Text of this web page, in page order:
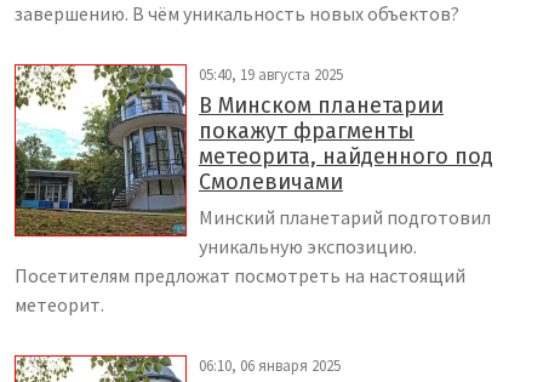
завершению. В чём уникальность новых объектов?
05:40, 19 августа 2025
В Минском планетарии
покажут фрагменты
метеорита, найденного под
Смолевичами
Минский планетарий подготовил
уникальную экспозицию.
Посетителям предложат посмотреть на настоящий
метеорит.
06:10, 06 января 2025